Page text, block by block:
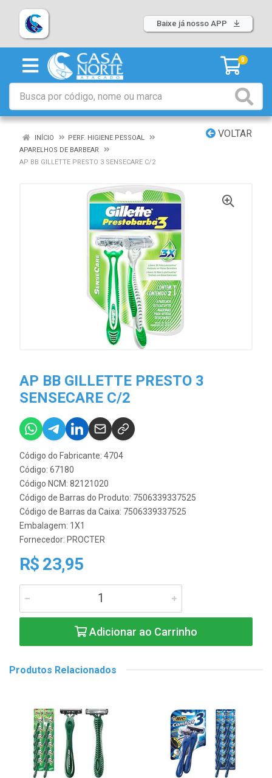
Baixe já nosso APP
0
VOLTAR
INÍCIO
PERF. HIGIENE PESSOAL
APARELHOS DE BARBEAR
AP BB GILLETTE PRESTO 3 SENSECARE C/2
AP BB GILLETTE PRESTO 3
SENSECARE C/2
Código do Fabricante: 4704
Código: 67180
Código NCM: 82121020
Código de Barras do Produto: 7506339337525
Código de Barras da Caixa: 7506339337525
Embalagem: 1X1
Fornecedor: PROCTER
R$ 23,95
Adicionar ao Carrinho
Produtos Relacionados